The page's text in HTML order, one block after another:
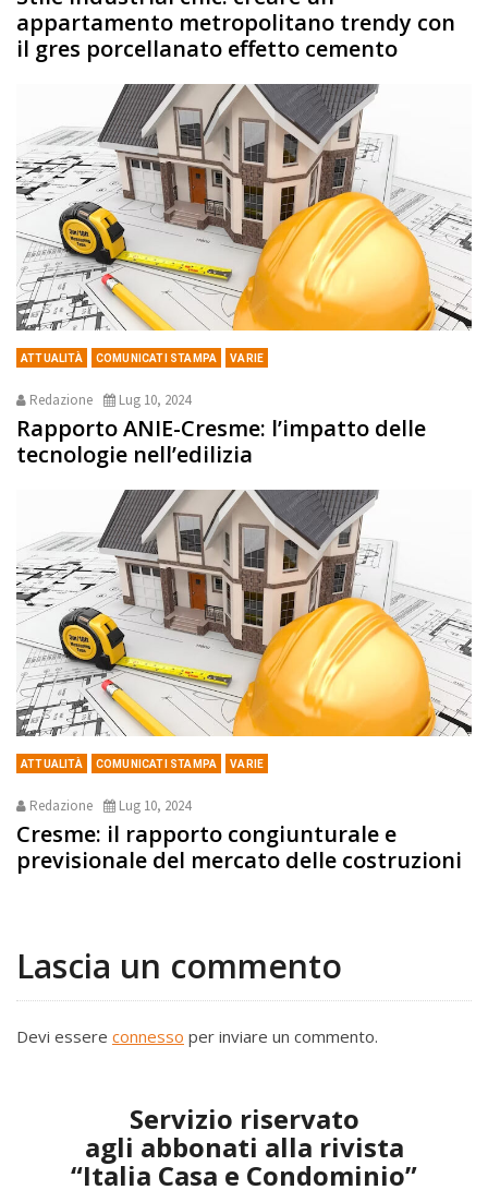
appartamento metropolitano trendy con
il gres porcellanato effetto cemento
ATTUALITÀ COMUNICATI STAMPA VARIE
Redazione Lug 10, 2024
Rapporto ANIE-Cresme: l’impatto delle
tecnologie nell’edilizia
ATTUALITÀ COMUNICATI STAMPA VARIE
Redazione Lug 10, 2024
Cresme: il rapporto congiunturale e
previsionale del mercato delle costruzioni
Lascia un commento
Devi essere connesso per inviare un commento.
Servizio riservato
agli abbonati alla rivista
“Italia Casa e Condominio”